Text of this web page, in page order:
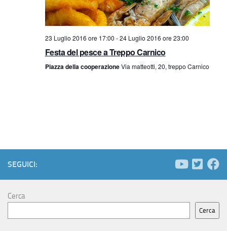
e
N
a
z
23 Luglio 2016 ore 17:00 -24 Luglio 2016 ore 23:00
Festa del pesce a Treppo Carnico
Piazza della cooperazioneVia matteotti, 20, treppo Carnico
SEGUICI:
Cerca
Cerca